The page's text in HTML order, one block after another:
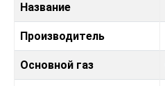
Название
Производитель
Основной газ